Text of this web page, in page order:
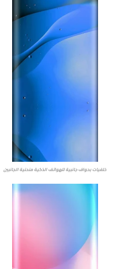
خلفيات بحواف جانبية للهواتف الذكية منحنية الجانبين